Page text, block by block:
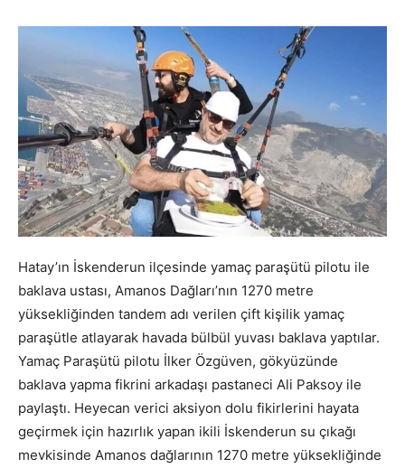
Hatay’ın İskenderun ilçesinde yamaç paraşütü pilotu ile
baklava ustası, Amanos Dağları’nın 1270 metre
yüksekliğinden tandem adı verilen çift kişilik yamaç
paraşütle atlayarak havada bülbül yuvası baklava yaptılar.
Yamaç Paraşütü pilotu İlker Özgüven, gökyüzünde
baklava yapma fikrini arkadaşı pastaneci Ali Paksoy ile
paylaştı. Heyecan verici aksiyon dolu fikirlerini hayata
geçirmek için hazırlık yapan ikili İskenderun su çıkağı
mevkisinde Amanos dağlarının 1270 metre yüksekliğinde